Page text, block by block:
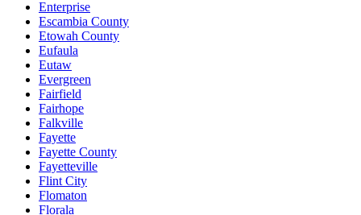
Enterprise
Escambia County
Etowah County
Eufaula
Eutaw
Evergreen
Fairfield
Fairhope
Falkville
Fayette
Fayette County
Fayetteville
Flint City
Flomaton
Florala